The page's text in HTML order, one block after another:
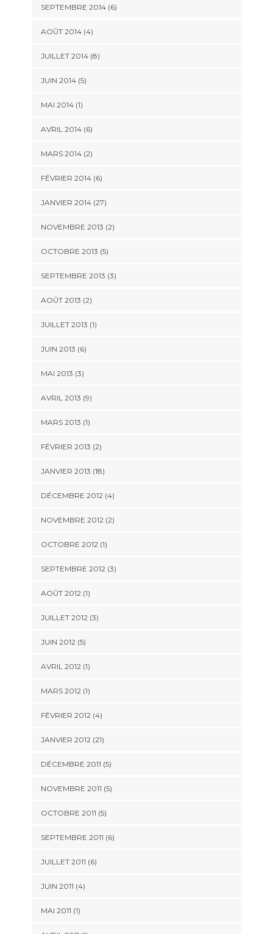
SEPTEMBRE 2014 (6)
AOÛT 2014 (4)
JUILLET 2014 (8)
JUIN 2014 (5)
MAI 2014 (1)
AVRIL 2014 (6)
MARS 2014 (2)
FÉVRIER 2014 (6)
JANVIER 2014 (27)
NOVEMBRE 2013 (2)
OCTOBRE 2013 (5)
SEPTEMBRE 2013 (3)
AOÛT 2013 (2)
JUILLET 2013 (1)
JUIN 2013 (6)
MAI 2013 (3)
AVRIL 2013 (9)
MARS 2013 (1)
FÉVRIER 2013 (2)
JANVIER 2013 (18)
DÉCEMBRE 2012 (4)
NOVEMBRE 2012 (2)
OCTOBRE 2012 (1)
SEPTEMBRE 2012 (3)
AOÛT 2012 (1)
JUILLET 2012 (3)
JUIN 2012 (5)
AVRIL 2012 (1)
MARS 2012 (1)
FÉVRIER 2012 (4)
JANVIER 2012 (21)
DÉCEMBRE 2011 (5)
NOVEMBRE 2011 (5)
OCTOBRE 2011 (5)
SEPTEMBRE 2011 (6)
JUILLET 2011 (6)
JUIN 2011 (4)
MAI 2011 (1)